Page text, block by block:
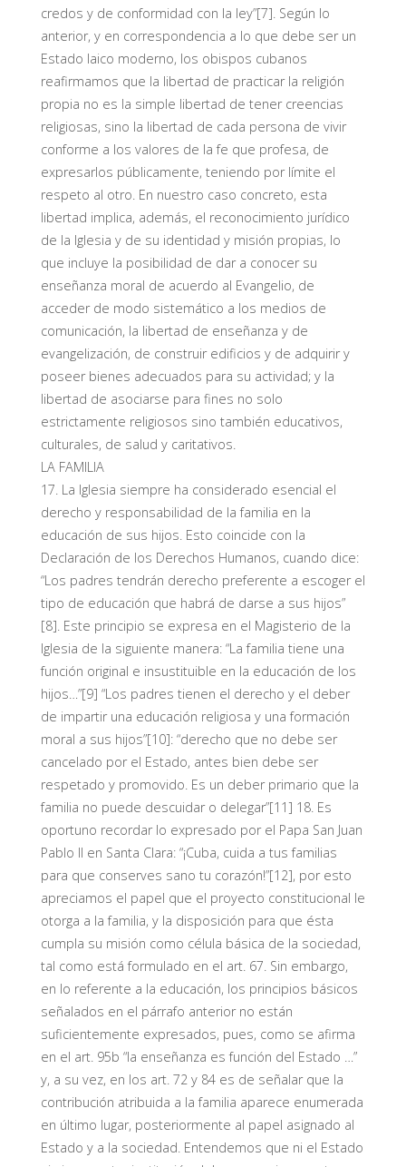
credos y de conformidad con la ley”[7]. Según lo
anterior, y en correspondencia a lo que debe ser un
Estado laico moderno, los obispos cubanos
reafirmamos que la libertad de practicar la religión
propia no es la simple libertad de tener creencias
religiosas, sino la libertad de cada persona de vivir
conforme a los valores de la fe que profesa, de
expresarlos públicamente, teniendo por límite el
respeto al otro. En nuestro caso concreto, esta
libertad implica, además, el reconocimiento jurídico
de la Iglesia y de su identidad y misión propias, lo
que incluye la posibilidad de dar a conocer su
enseñanza moral de acuerdo al Evangelio, de
acceder de modo sistemático a los medios de
comunicación, la libertad de enseñanza y de
evangelización, de construir edificios y de adquirir y
poseer bienes adecuados para su actividad; y la
libertad de asociarse para fines no solo
estrictamente religiosos sino también educativos,
culturales, de salud y caritativos.
LA FAMILIA
17. La Iglesia siempre ha considerado esencial el
derecho y responsabilidad de la familia en la
educación de sus hijos. Esto coincide con la
Declaración de los Derechos Humanos, cuando dice:
“Los padres tendrán derecho preferente a escoger el
tipo de educación que habrá de darse a sus hijos”
[8]. Este principio se expresa en el Magisterio de la
Iglesia de la siguiente manera: “La familia tiene una
función original e insustituible en la educación de los
hijos…”[9] “Los padres tienen el derecho y el deber
de impartir una educación religiosa y una formación
moral a sus hijos”[10]: “derecho que no debe ser
cancelado por el Estado, antes bien debe ser
respetado y promovido. Es un deber primario que la
familia no puede descuidar o delegar”[11] 18. Es
oportuno recordar lo expresado por el Papa San Juan
Pablo II en Santa Clara: “¡Cuba, cuida a tus familias
para que conserves sano tu corazón!”[12], por esto
apreciamos el papel que el proyecto constitucional le
otorga a la familia, y la disposición para que ésta
cumpla su misión como célula básica de la sociedad,
tal como está formulado en el art. 67. Sin embargo,
en lo referente a la educación, los principios básicos
señalados en el párrafo anterior no están
suficientemente expresados, pues, como se afirma
en el art. 95b “la enseñanza es función del Estado …”
y, a su vez, en los art. 72 y 84 es de señalar que la
contribución atribuida a la familia aparece enumerada
en último lugar, posteriormente al papel asignado al
Estado y a la sociedad. Entendemos que ni el Estado